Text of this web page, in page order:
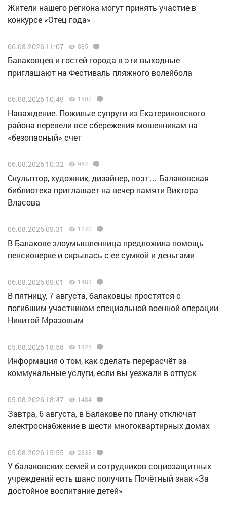
Жители нашего региона могут принять участие в
конкурсе «Отец года»
06.08.2026 11:07 885
Балаковцев и гостей города в эти выходные
приглашают на Фестиваль пляжного волейбола
06.08.2026 10:49 1507
Наваждение. Пожилые супруги из Екатериновского
района перевели все сбережения мошенникам на
«безопасный» счет
06.08.2026 10:32 964
Скульптор, художник, дизайнер, поэт… Балаковская
библиотека приглашает на вечер памяти Виктора
Власова
06.08.2026 09:31 1270
В Балакове злоумышленница предложила помощь
пенсионерке и скрылась с ее сумкой и деньгами
06.08.2026 09:01 1483
В пятницу, 7 августа, балаковцы простятся с
погибшим участником специальной военной операции
Никитой Мразовым
05.08.2026 18:58 1825
Информация о том, как сделать перерасчёт за
коммунальные услуги, если вы уезжали в отпуск
05.08.2026 18:47 1484
Завтра, 6 августа, в Балакове по плану отключат
электроснабжение в шести многоквартирных домах
05.08.2026 15:55 2338
У балаковских семей и сотрудников социозащитных
учреждений есть шанс получить Почётный знак «За
достойное воспитание детей»